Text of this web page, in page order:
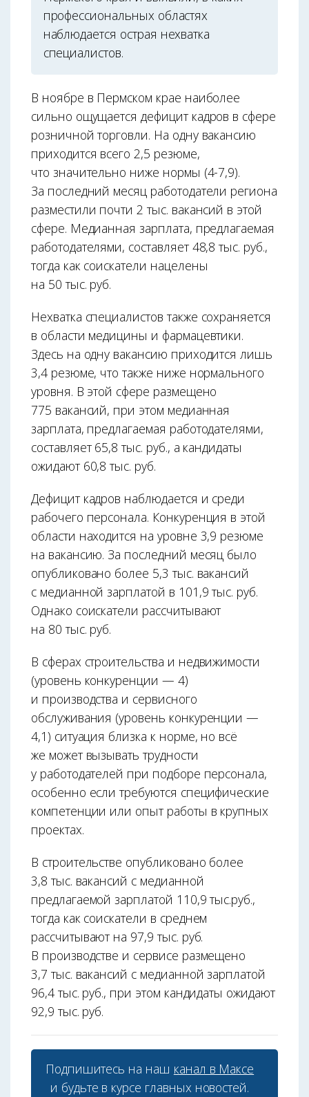
профессиональных областях
наблюдается острая нехватка
специалистов.
В ноябре в Пермском крае наиболее
сильно ощущается дефицит кадров в сфере
розничной торговли. На одну вакансию
приходится всего 2,5 резюме,
что значительно ниже нормы (4-7,9).
За последний месяц работодатели региона
разместили почти 2 тыс. вакансий в этой
сфере. Медианная зарплата, предлагаемая
работодателями, составляет 48,8 тыс. руб.,
тогда как соискатели нацелены
на 50 тыс. руб.
Нехватка специалистов также сохраняется
в области медицины и фармацевтики.
Здесь на одну вакансию приходится лишь
3,4 резюме, что также ниже нормального
уровня. В этой сфере размещено
775 вакансий, при этом медианная
зарплата, предлагаемая работодателями,
составляет 65,8 тыс. руб., а кандидаты
ожидают 60,8 тыс. руб.
Дефицит кадров наблюдается и среди
рабочего персонала. Конкуренция в этой
области находится на уровне 3,9 резюме
на вакансию. За последний месяц было
опубликовано более 5,3 тыс. вакансий
с медианной зарплатой в 101,9 тыс. руб.
Однако соискатели рассчитывают
на 80 тыс. руб.
В сферах строительства и недвижимости
(уровень конкуренции — 4)
и производства и сервисного
обслуживания (уровень конкуренции —
4,1) ситуация близка к норме, но всё
же может вызывать трудности
у работодателей при подборе персонала,
особенно если требуются специфические
компетенции или опыт работы в крупных
проектах.
В строительстве опубликовано более
3,8 тыс. вакансий с медианной
предлагаемой зарплатой 110,9 тыс.руб.,
тогда как соискатели в среднем
рассчитывают на 97,9 тыс. руб.
В производстве и сервисе размещено
3,7 тыс. вакансий с медианной зарплатой
96,4 тыс. руб., при этом кандидаты ожидают
92,9 тыс. руб.
Подпишитесь на наш канал в Максе
и будьте в курсе главных новостей.